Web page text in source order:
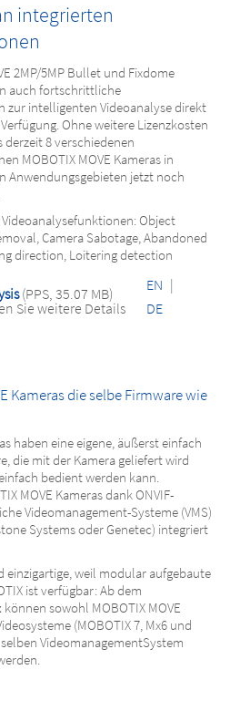
integrierten
2MP/5MP Bullet und Fixdome
auch fortschrittliche
zur intelligenten Videoanalyse direkt
Ohne weitere Lizenzkosten
8 verschiedenen
MOBOTIX MOVE Kameras in
Anwendungsgebieten jetzt noch
Object
Camera Sabotage, Abandoned
direction, Loitering detection
(PPS, 35.07 MB)
Sie weitere Details
EN |
DE
Kameras die selbe Firmware wie
haben eine eigene, äußerst einfach
die mit der Kamera geliefert wird
bedient werden kann.
MOVE Kameras dank ONVIF-
Videomanagement-Systeme (VMS)
Systems oder Genetec) integriert
einzigartige, weil modular aufgebaute
ist verfügbar: Ab dem
können sowohl MOBOTIX MOVE
(MOBOTIX 7, Mx6 und
Videomanagement­System